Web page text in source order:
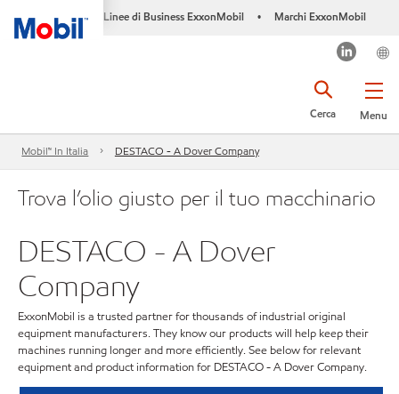
Linee di Business ExxonMobil • Marchi ExxonMobil
Menu
Cerca
Mobil™ In Italia DESTACO - A Dover Company
Trova l’olio giusto per il tuo macchinario
DESTACO - A Dover
Company
ExxonMobil is a trusted partner for thousands of industrial original
equipment manufacturers. They know our products will help keep their
machines running longer and more efficiently. See below for relevant
equipment and product information for DESTACO - A Dover Company.